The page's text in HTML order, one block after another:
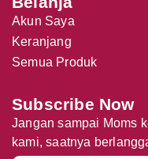
Akun Saya
Keranjang
Semua Produk
Subscribe Now
Jangan sampai Moms
kami, saatnya